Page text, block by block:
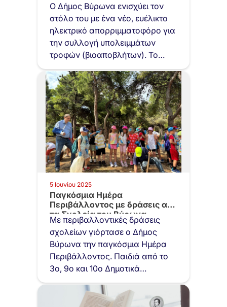
Δήμος Βύρωνα
Ο Δήμος Βύρωνα ενισχύει τον
στόλο του με ένα νέο, ευέλικτο
ηλεκτρικό απορριμματοφόρο για
την συλλογή υπολειμμάτων
τροφών (βιοαποβλήτων). Το…
5 Ιουνίου 2025
Παγκόσμια Ημέρα
Περιβάλλοντος με δράσεις από
τα Σχολεία του Βύρωνα
Με περιβαλλοντικές δράσεις
σχολείων γιόρτασε ο Δήμος
Βύρωνα την παγκόσμια Ημέρα
Περιβάλλοντος. Παιδιά από το
3ο, 9ο και 10ο Δημοτικά…